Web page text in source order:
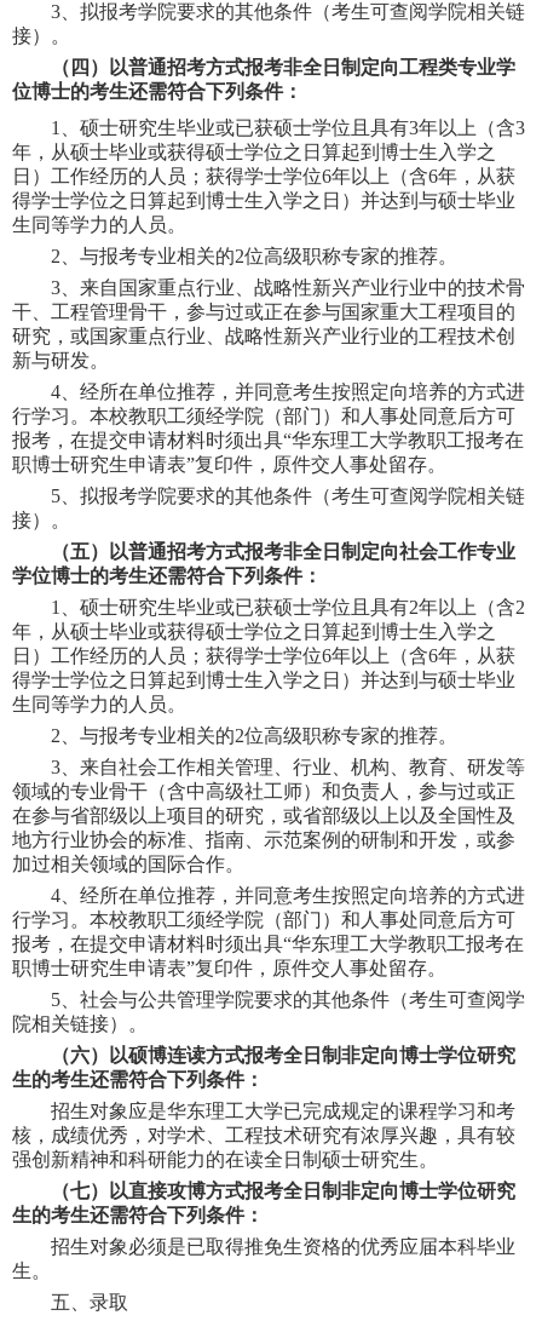
3
拟报考学院要求的其他条件（考生可查阅学院相关链
接）。
（ 四） 以普通招考方式报考非全日制定向工程类专业学
位博士的考生还需符合下列条件：
1
、硕士研究生毕业或已获硕士学位且具有3年以上（含3
年，从硕士毕业或获得硕士学位之日算起到博士生入学之
日）工作经历的人员；获得学士学位6年以上（含6年，从获
得学士学位之日算起到博士生入学之日）并达到与硕士毕业
生同等学力的人员。
2 、与报考专业相关的2位高级职称专家的推荐。
3
来自 国家重点行业、战略性新兴产业行业中的技术骨
干、工程管理骨干，参与过或正在参与国家重大工程项目的
研究，或国家重点行业、战略性新兴产业行业的工程技术创
新与研发。
4 、经所在单位推荐，并同意考生按照定向培养的方式进
行学习。本校教职工须经学院（部门）和人事处同意后方可
报考，在提交申请材料时须出具“华东理工大学教职工报考在
职博士研究生申请表”复印件，原件交人事处留存。
5
拟报考学院要求的其他条件（考生可查阅学院相关链
接）。
（五） 以普通招考方式报考非全日制定向社会工作专业
学位博士的考生还需符合下列条件：
1
、硕士研究生毕业或已获硕士学位且具有2年以上（含2
年，从硕士毕业或获得硕士学位之日算起到博士生入学之
日）工作经历的人员；获得学士学位6年以上（含6年，从获
得学士学位之日算起到博士生入学之日）并达到与硕士毕业
生同等学力的人员。
2 、与报考专业相关的2位高级职称专家的推荐。
3
来自社会工作相关管理、行业、机构、教育、研发等
领域的专业骨干（含中高级社工师）和负责人，参与过或正
在参与省部级以上项目的研究，或省部级以上以及全国性及
地方行业协会的标准、指南、示范案例的研制和开发，或参
加过相关领域的国际合作。
4 、经所在单位推荐，并同意考生按照定向培养的方式进
行学习。本校教职工须经学院（部门）和人事处同意后方可
报考，在提交申请材料时须出具“华东理工大学教职工报考在
职博士研究生申请表”复印件，原件交人事处留存。
5 、社会与公共管理学院要求的其他条件（考生可查阅学
院相关链接）。
（六） 以硕博连读方式报考全日制非定向博士学位研究
生的考生还需符合下列条件：
招生对象应是华东理工大学已完成规定的课程学习和考
核，成绩优秀，对学术
工程技术研究有浓厚兴趣，具有较
强创新精神和科研能力的在读全日制硕士研究生。
（七） 以直接攻博方式报考全日制非定向博士学位研究
生的考生还需符合下列条件：
招生对象必须是已取得推免生资格的优秀应届本科毕业
生。
五、录取